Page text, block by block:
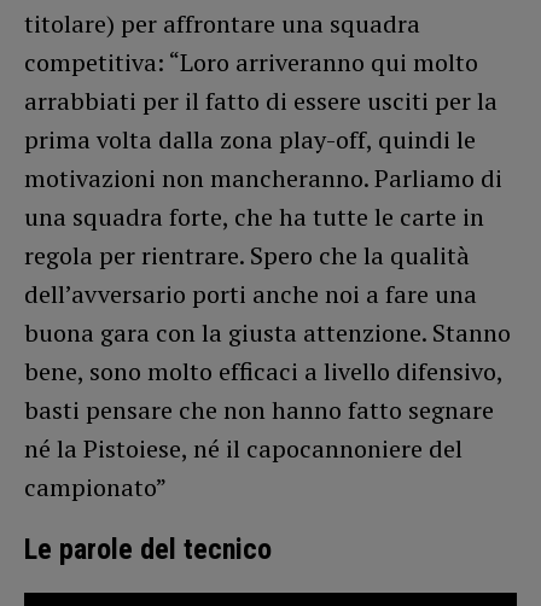
titolare) per affrontare una squadra
competitiva: “Loro arriveranno qui molto
arrabbiati per il fatto di essere usciti per la
prima volta dalla zona play-off, quindi le
motivazioni non mancheranno. Parliamo di
una squadra forte, che ha tutte le carte in
regola per rientrare. Spero che la qualità
dell’avversario porti anche noi a fare una
buona gara con la giusta attenzione. Stanno
bene, sono molto efficaci a livello difensivo,
basti pensare che non hanno fatto segnare
né la Pistoiese, né il capocannoniere del
campionato”
Le parole del tecnico